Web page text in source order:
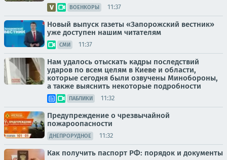
ВОЕНКОРЫ 11:37
Новый выпуск газеты «Запорожский вестник»
уже доступен нашим читателям
СМИ 11:37
Нам удалось отыскать кадры последствий
ударов по всем целям в Киеве и области,
которые сегодня были озвучены Минобороны,
а также выяснить некоторые подробности
ПАБЛИКИ 11:32
Предупреждение о чрезвычайной
пожароопасности
ДНЕПРОРУДНОЕ 11:32
Как получить паспорт РФ: порядок и документы